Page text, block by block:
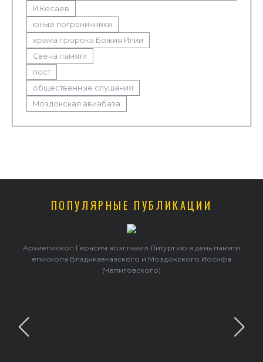
И.Кесаев
юные пограничники
храма пророка Божия Илии
Свеча памяти
пост
общественные слушания
Моздокская авиабаза
ПОПУЛЯРНЫЕ ПУБЛИКАЦИИ
Архиепископ Герасим возглавил Литургию в день памяти
епископа Владикавказского и Моздокского Иосифа
(Чепиговского)